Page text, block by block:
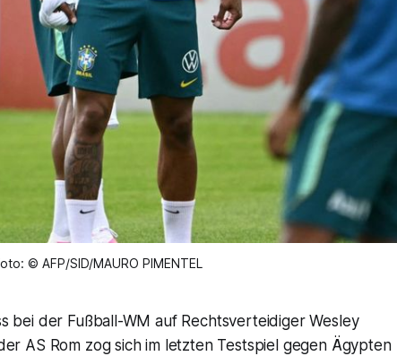
© AFP/SID/MAURO PIMENTEL
bei der Fußball-WM auf Rechtsverteidiger Wesley
AS Rom zog sich im letzten Testspiel gegen Ägypten